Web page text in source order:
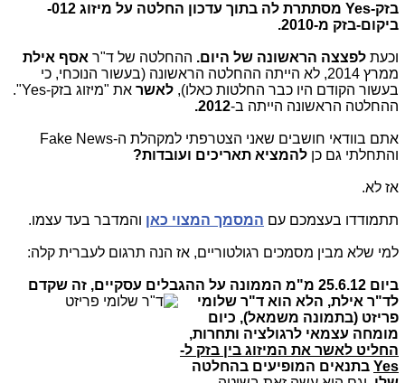
בזק-Yes מסתתרת לה בתוך עדכון החלטה על מיזוג 012-
ביקום-בזק מ-2010.
וכעת לפצצה הראשונה של היום. ההחלטה של ד"ר אסף אילת
ממרץ 2014, לא הייתה ההחלטה הראשונה (בעשור הנוכחי, כי
בעשור הקודם היו כבר החלטות כאלו), לאשר
את "מיזוג בזק-Yes".
ההחלטה הראשונה הייתה ב-2012.
אתם בוודאי חושבים שאני הצטרפתי למקהלת ה-Fake News
והתחלתי גם כן להמציא תאריכים ועובדות?
אז לא.
תתמודדו בעצמכם עם המסמך המצוי כאן והמדבר בעד עצמו.
למי שלא מבין מסמכים רגולטוריים, אז הנה תרגום לעברית קלה:
ביום 25.6.12 מ"מ הממונה על ההגבלים עסקיים, זה שקדם
לד"ר אילת, הלא הוא ד"ר שלומי
פריזט (בתמונה משמאל), כיום
מומחה עצמאי לרגולציה ותחרות,
החליט לאשר את המיזוג בין בזק ל-
Yes בתנאים המופיעים בהחלטה